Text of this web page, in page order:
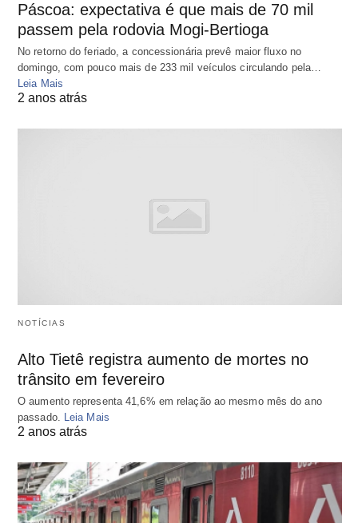
Páscoa: expectativa é que mais de 70 mil
passem pela rodovia Mogi-Bertioga
No retorno do feriado, a concessionária prevê maior fluxo no
domingo, com pouco mais de 233 mil veículos circulando pela…
Leia Mais
2 anos atrás
NOTÍCIAS
Alto Tietê registra aumento de mortes no
trânsito em fevereiro
O aumento representa 41,6% em relação ao mesmo mês do ano
passado.
Leia Mais
2 anos atrás